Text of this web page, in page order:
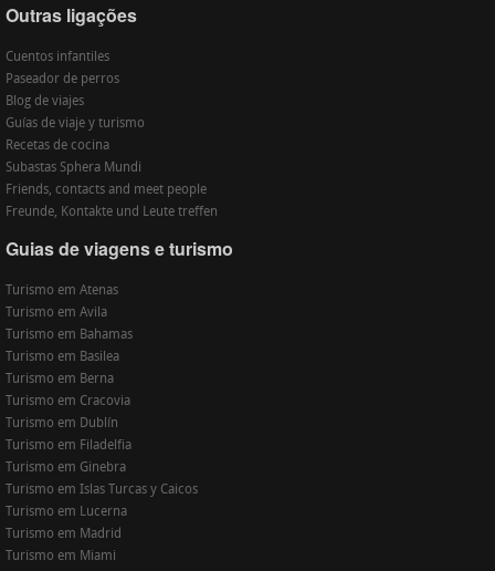
Outras ligações
Cuentos infantiles
Paseador de perros
Blog de viajes
Guías de viaje y turismo
Recetas de cocina
Subastas Sphera Mundi
Friends, contacts and meet people
Freunde, Kontakte und Leute treffen
Guias de viagens e turismo
Turismo em Atenas
Turismo em Avila
Turismo em Bahamas
Turismo em Basilea
Turismo em Berna
Turismo em Cracovia
Turismo em Dublín
Turismo em Filadelfia
Turismo em Ginebra
Turismo em Islas Turcas y Caicos
Turismo em Lucerna
Turismo em Madrid
Turismo em Miami